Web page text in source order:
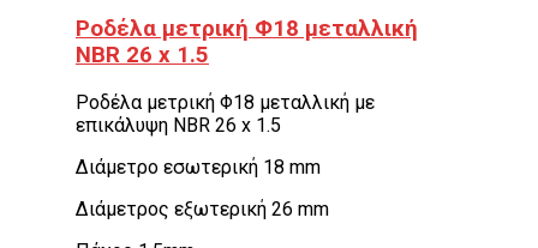
Ροδέλα μετρική Φ18 μεταλλική
NBR 26 x 1.5
Ροδέλα μετρική Φ18 μεταλλική με
επικάλυψη NBR 26 x 1.5
Διάμετρο εσωτερική 18 mm
Διάμετρος εξωτερική 26 mm